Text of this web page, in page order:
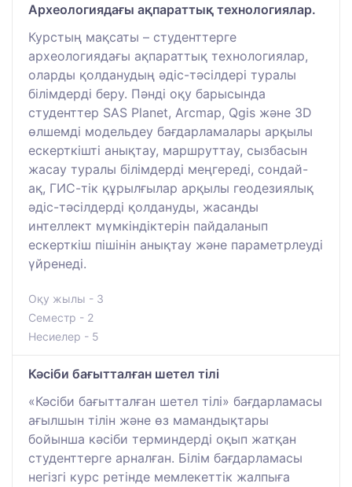
Археологиядағы ақпараттық технологиялар.
Курстың мақсаты – студенттерге
археологиядағы ақпараттық технологиялар,
оларды қолданудың әдіс-тәсілдері туралы
білімдерді беру. Пәнді оқу барысында
студенттер SAS Planet, Arcmap, Qgis және 3D
өлшемді модельдеу бағдарламалары арқылы
ескерткішті анықтау, маршруттау, сызбасын
жасау туралы білімдерді меңгереді, сондай-
ақ, ГИС-тік құрылғылар арқылы геодезиялық
әдіс-тәсілдерді қолдануды, жасанды
интеллект мүмкіндіктерін пайдаланып
ескерткіш пішінін анықтау және параметрлеуді
үйренеді.
Оқу жылы - 3
Семестр - 2
Несиелер - 5
Кәсіби бағытталған шетел тілі
«Кәсіби бағытталған шетел тілі» бағдарламасы
ағылшын тілін және өз мамандықтары
бойынша кәсіби терминдерді оқып жатқан
студенттерге арналған. Білім бағдарламасы
негізгі курс ретінде мемлекеттік жалпыға